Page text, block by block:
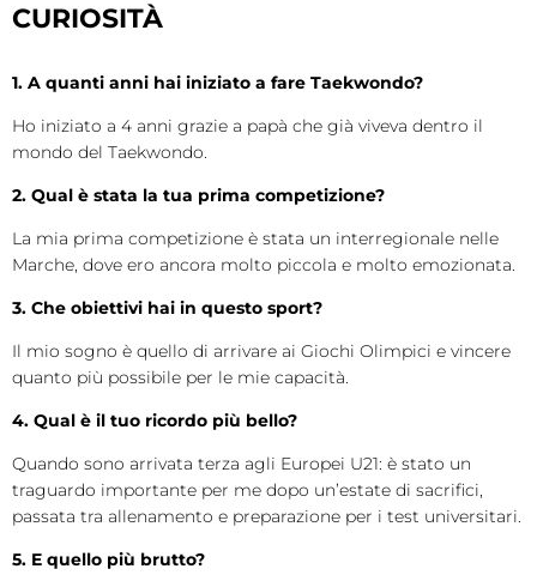
Fita HUB
CURIOSITÀ
1. A quanti anni hai iniziato a fare Taekwondo?
Ho iniziato a 4 anni grazie a papà che già viveva dentro il
mondo del Taekwondo.
2. Qual è stata la tua prima competizione?
La mia prima competizione è stata un interregionale nelle
Marche, dove ero ancora molto piccola e molto emozionata.
3. Che obiettivi hai in questo sport?
Il mio sogno è quello di arrivare ai Giochi Olimpici e vincere
quanto più possibile per le mie capacità.
4. Qual è il tuo ricordo più bello?
Quando sono arrivata terza agli Europei U21: è stato un
traguardo importante per me dopo un’estate di sacrifici,
passata tra allenamento e preparazione per i test universitari.
5. E quello più brutto?